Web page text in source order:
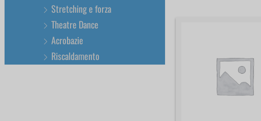
Stretching e forza
Theatre Dance
Acrobazie
Riscaldamento